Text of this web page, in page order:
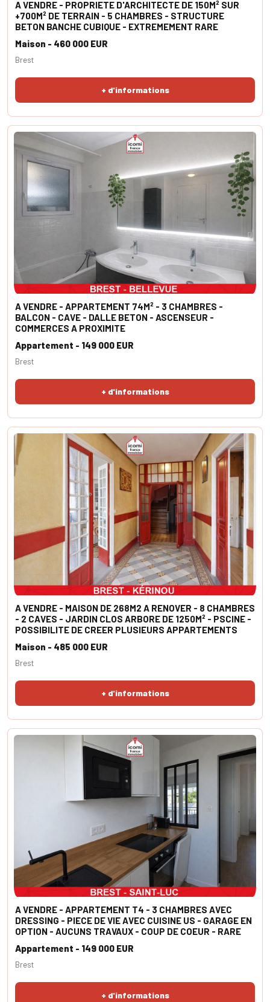
A VENDRE - PROPRIETE D'ARCHITECTE DE 150M² SUR
+700M² DE TERRAIN - 5 CHAMBRES - STRUCTURE
BETON BANCHE CUBIQUE - EXTREMEMENT RARE
Maison - 460 000 EUR
+ d'informations
Brest
A VENDRE - APPARTEMENT 74M² - 3 CHAMBRES -
BALCON - CAVE - DALLE BETON - ASCENSEUR -
COMMERCES A PROXIMITE
Appartement - 149 000 EUR
+ d'informations
Brest
A VENDRE - MAISON DE 268M2 A RENOVER - 8 CHAMBRES
- 2 CAVES - JARDIN CLOS ARBORE DE 1250M² - PSCINE -
POSSIBILITE DE CREER PLUSIEURS APPARTEMENTS
Maison - 485 000 EUR
+ d'informations
Brest
A VENDRE - APPARTEMENT T4 - 3 CHAMBRES AVEC
DRESSING - PIECE DE VIE AVEC CUISINE US - GARAGE EN
OPTION - AUCUNS TRAVAUX - COUP DE COEUR - RARE
Appartement - 149 000 EUR
+ d'informations
Brest